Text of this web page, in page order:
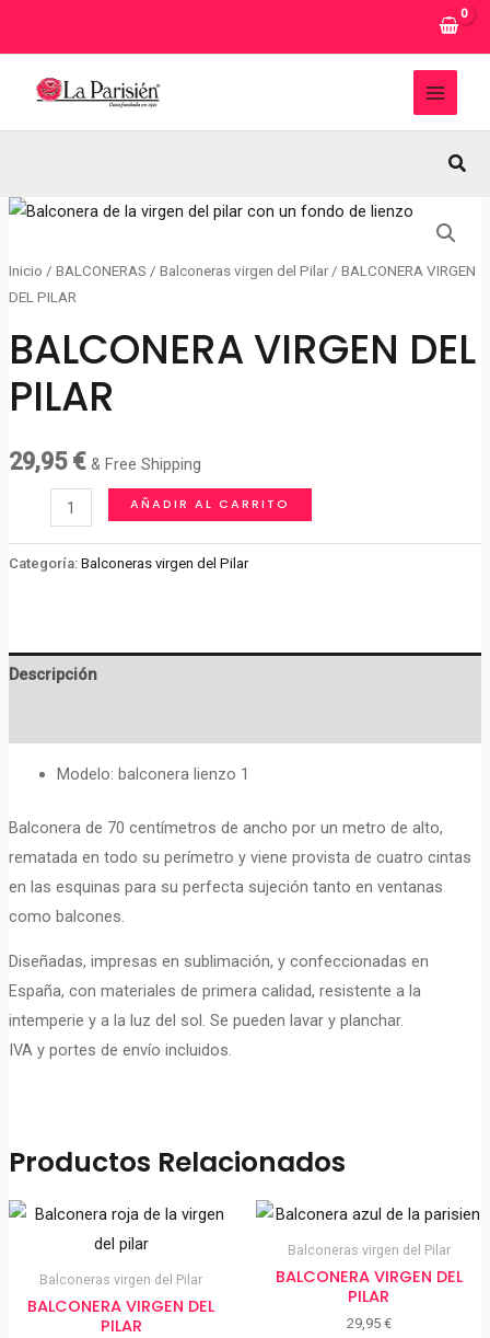
MAIN
Inicio / BALCONERAS / Balconeras virgen del Pilar/ BALCONERA VIRGEN
DEL PILAR
BALCONERA VIRGEN DEL
PILAR
29,95 € & Free Shipping
BALCONERA
VIRGEN
DEL
AÑADIR AL CARRITO
Categoría: Balconeras virgen del Pilar
Descripción
Modelo: balconera lienzo 1
Balconera de 70 centímetros de ancho por un metro de alto,
rematada en todo su perímetro y viene provista de cuatro cintas
en las esquinas para su perfecta sujeción tanto en ventanas
como balcones.
Diseñadas, impresas en sublimación, y confeccionadas en
España, con materiales de primera calidad, resistente a la
intemperie y a la luz del sol. Se pueden lavar y planchar.
IVA y portes de envío incluidos.
Productos Relacionados
Balconeras virgen del Pilar
BALCONERA VIRGEN DEL
PILAR
Balconeras virgen del Pilar
BALCONERA VIRGEN DEL
PILAR
29,95 €